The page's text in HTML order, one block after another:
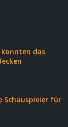
konnten das
Schauspieler für